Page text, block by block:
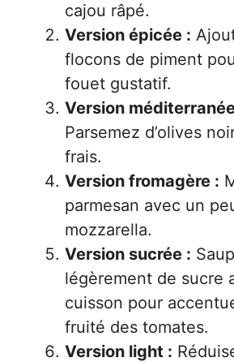
cajou râpé.
Version épicée :
flocons de piment
fouet gustatif.
Version
Parsemez d’olives
frais.
Version fromagère :
parmesan avec un
mozzarella.
Version sucrée :
légèrement de sucre
cuisson pour
fruité des tomates.
Version light :